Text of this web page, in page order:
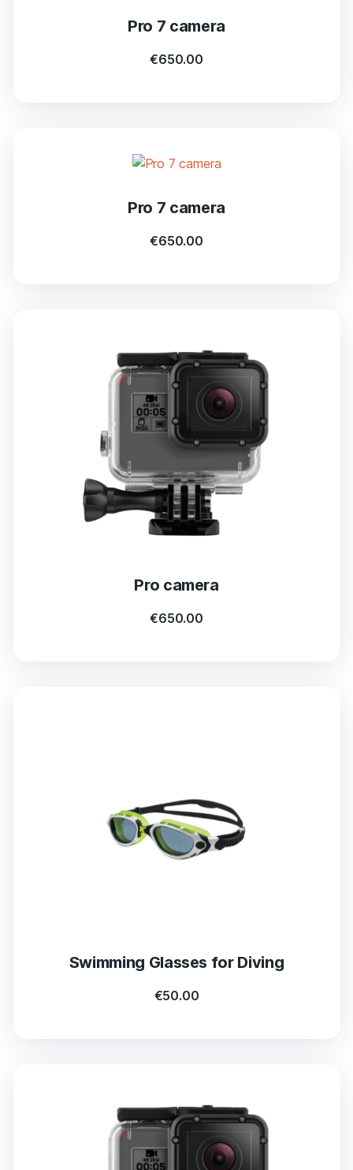
Pro 7 camera
€650.00
Pro 7 camera
€650.00
Pro camera
€650.00
Swimming Glasses for Diving
€50.00